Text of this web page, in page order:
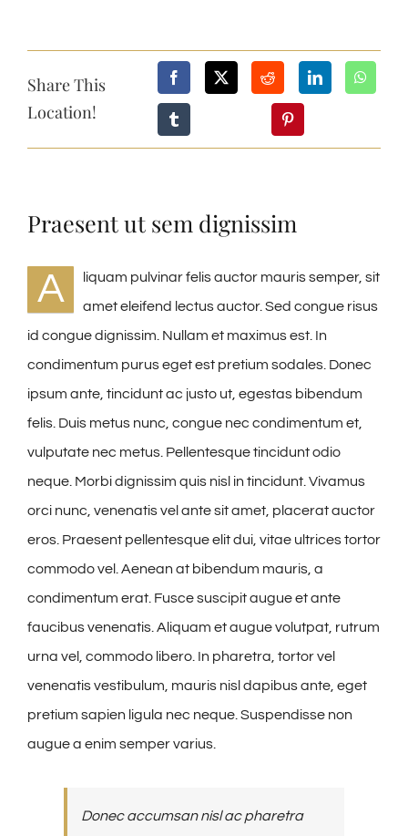
Share This
Location!
Praesent ut sem dignissim
A
liquam pulvinar felis auctor mauris semper, sit
amet eleifend lectus auctor. Sed congue risus
id congue dignissim. Nullam et maximus est. In
condimentum purus eget est pretium sodales. Donec
ipsum ante, tincidunt ac justo ut, egestas bibendum
felis. Duis metus nunc, congue nec condimentum et,
vulputate nec metus. Pellentesque tincidunt odio
neque. Morbi dignissim quis nisl in tincidunt. Vivamus
orci nunc, venenatis vel ante sit amet, placerat auctor
eros. Praesent pellentesque elit dui, vitae ultrices tortor
commodo vel. Aenean at bibendum mauris, a
condimentum erat. Fusce suscipit augue et ante
faucibus venenatis. Aliquam et augue volutpat, rutrum
urna vel, commodo libero. In pharetra, tortor vel
venenatis vestibulum, mauris nisl dapibus ante, eget
pretium sapien ligula nec neque. Suspendisse non
augue a enim semper varius.
Donec accumsan nisl ac pharetra